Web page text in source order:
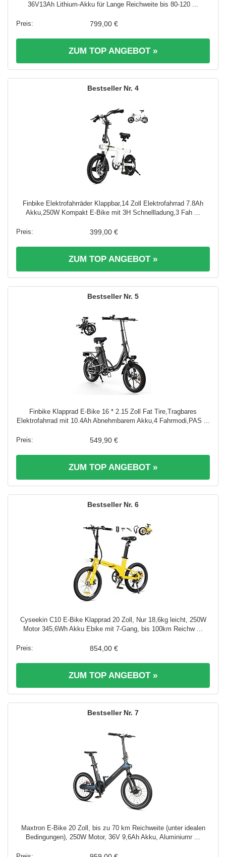
36V13Ah Lithium-Akku für Lange Reichweite bis 80-120 ...
799,00 €
ZUM TOP ANGEBOT »
4
Finbike Elektrofahrräder Klappbar,14 Zoll Elektrofahrrad 7.8Ah
Akku,250W Kompakt E-Bike mit 3H Schnellladung,3 Fah ...
399,00 €
ZUM TOP ANGEBOT »
5
Finbike Klapprad E-Bike 16 * 2.15 Zoll Fat Tire,Tragbares
Elektrofahrrad mit 10.4Ah Abnehmbarem Akku,4 Fahrmodi,PAS ...
549,90 €
ZUM TOP ANGEBOT »
6
Cyseekin C10 E-Bike Klapprad 20 Zoll, Nur 18,6kg leicht, 250W
Motor 345,6Wh Akku Ebike mit 7-Gang, bis 100km Reichw ...
854,00 €
ZUM TOP ANGEBOT »
7
Maxtron E-Bike 20 Zoll, bis zu 70 km Reichweite (unter idealen
Bedingungen), 250W Motor, 36V 9,6Ah Akku, Aluminiumr ...